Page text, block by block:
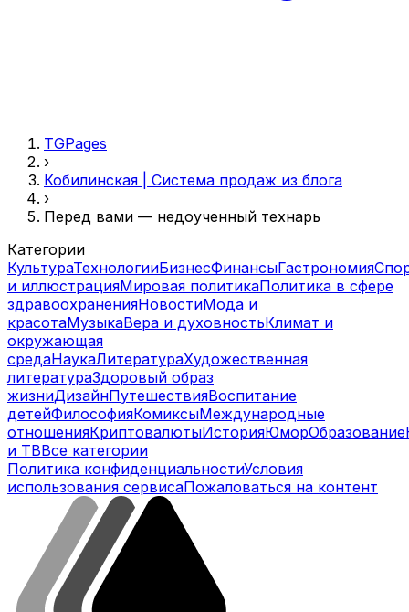
TGPages
›
Кобилинская | Система продаж из блога
›
Перед вами — недоученный технарь
Категории
КультураТехнологииБизнесФинансыГастрономия
и иллюстрацияМировая политикаПолитика в сфере
здравоохраненияНовостиМода и
красотаМузыкаВера и духовностьКлимат и
окружающая
средаНаукаЛитератураХудожественная
литератураЗдоровый образ
жизниДизайнПутешествияВоспитание
детейФилософияКомиксыМеждународные
отношенияКриптовалютыИсторияЮморОбразование
и ТВВсе категории
Политика конфиденциальностиУсловия
использования сервисаПожаловаться на контент